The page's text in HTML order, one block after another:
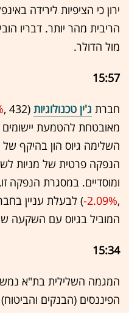
ירון כי הציפיות לירידה
הריבית מהר יותר. דבריו
מול הדולר.
15:57
חברת ג'ין טכנולוגיות (432 ,‎
הנפקה פרטית של מניות
ומוסדיים. במסגרת הנפקה
,‎
-2.09%‏) לבעלת עניין
המוביל בגיוס עם השקעה של כ-16
15:34
המגמה השלילית בת"א